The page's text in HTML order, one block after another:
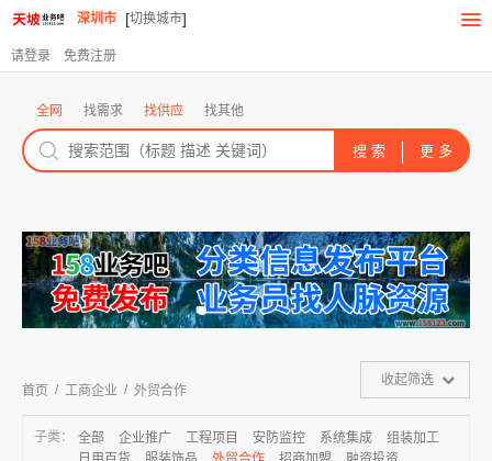
深圳市 [切换城市]
请登录 免费注册
全网 找需求 找供应 找其他
首页 / 工商企业 / 外贸合作
收起筛选
子类： 全部 企业推广 工程项目 安防监控 系统集成
组装加工